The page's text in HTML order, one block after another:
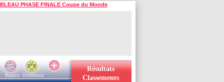
PHASE FINALE Coupe du Monde
Bayern
Dortmund
Résultats
Classements